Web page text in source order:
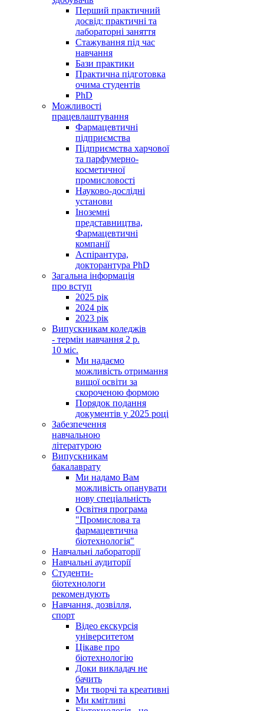
Перший практичний
досвід: практичні та
лабораторні заняття
Стажування під час
навчання
Бази практики
Практична підготовка
очима студентів
PhD
Можливості
працевлаштування
Фармацевтичні
підприємства
Підприємства харчової
та парфумерно-
косметичної
промисловості
Науково-дослідні
установи
Іноземні
представництва,
Фармацевтичні
компанії
Аспірантура,
докторантура PhD
Загальна інформація
про вступ
2025 рік
2024 рік
2023 рік
Випускникам коледжів
- термін навчання 2 р.
10 міс.
Ми надаємо
можливість отримання
вищої освіти за
скороченою формою
Порядок подання
документів у 2025 році
Забезпечення
навчальною
літературою
Випускникам
бакалаврату
Ми надамо Вам
можливість опанувати
нову спеціальність
Освітня програма
"Промислова та
фармацевтична
біотехнологія"
Навчальні лабораторії
Навчальні аудиторії
Студенти-
біотехнологи
рекомендують
Навчання, дозвілля,
спорт
Відео екскурсія
університетом
Цікаве про
біотехнологію
Доки викладач не
бачить
Ми творчі та креативні
Ми кмітливі